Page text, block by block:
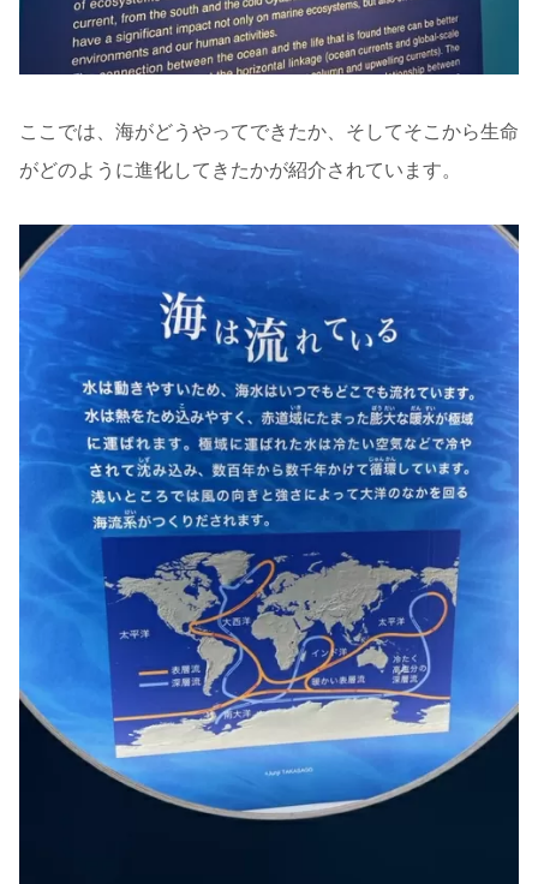
ここでは、海がどうやってできたか、そしてそこから生命
がどのように進化してきたかが紹介されています。